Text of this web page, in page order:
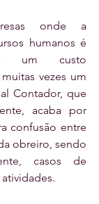
onde a
humanos é
um custo
vezes um
Contador, que
acaba por
confusão entre
obreiro, sendo
casos de